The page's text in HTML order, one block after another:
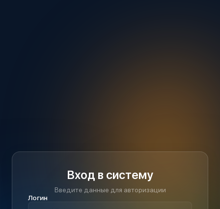
Вход в систему
Введите данные для авторизации
Логин